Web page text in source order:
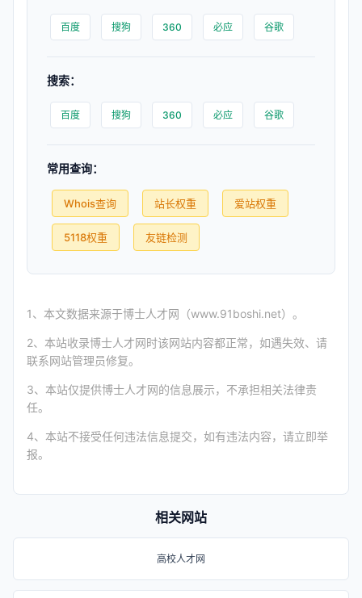
百度 搜狗 360 必应 谷歌
搜索：
百度 搜狗 360 必应 谷歌
常用查询：
Whois查询 站长权重 爱站权重
5118权重 友链检测
1、本文数据来源于博士人才网（www.91boshi.net）。
2、本站收录博士人才网时该网站内容都正常，如遇失效、请
联系网站管理员修复。
3、本站仅提供博士人才网的信息展示，不承担相关法律责
任。
4、本站不接受任何违法信息提交，如有违法内容，请立即举
报。
相关网站
高校人才网